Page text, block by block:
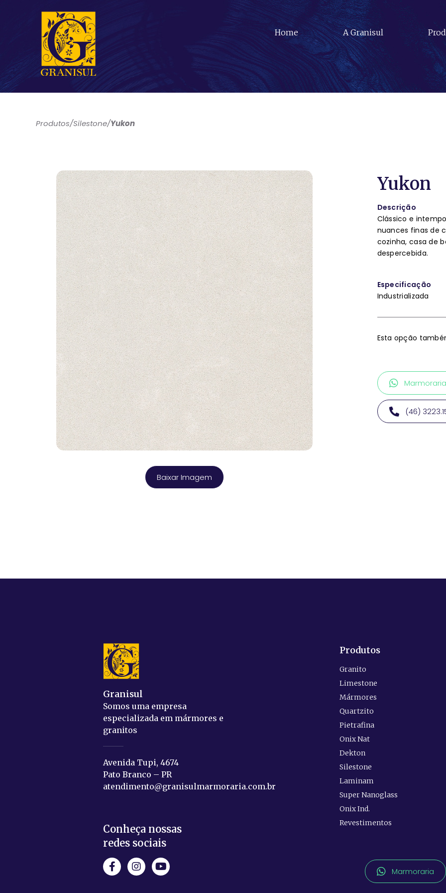
Home A Granisul
Produtos/Silestone/Yukon
Baixar Imagem
Yukon
Descrição
Clássico e
nuances finas de
cozinha, casa de
despercebida.
Especificação
Industrializada
Esta opção
Marmoraria
(46)
Granisul
Somos uma empresa
especializada em mármores e
granitos
Avenida Tupi, 4674
Pato Branco – PR
atendimento@granisulmarmoraria.com.br
Conheça nossas
redes sociais
Produtos
Granito
Limestone
Mármores
Quartzito
Pietrafina
Onix Nat
Dekton
Silestone
Laminam
Super Nanoglass
Onix Ind.
Revestimentos
Marmoraria